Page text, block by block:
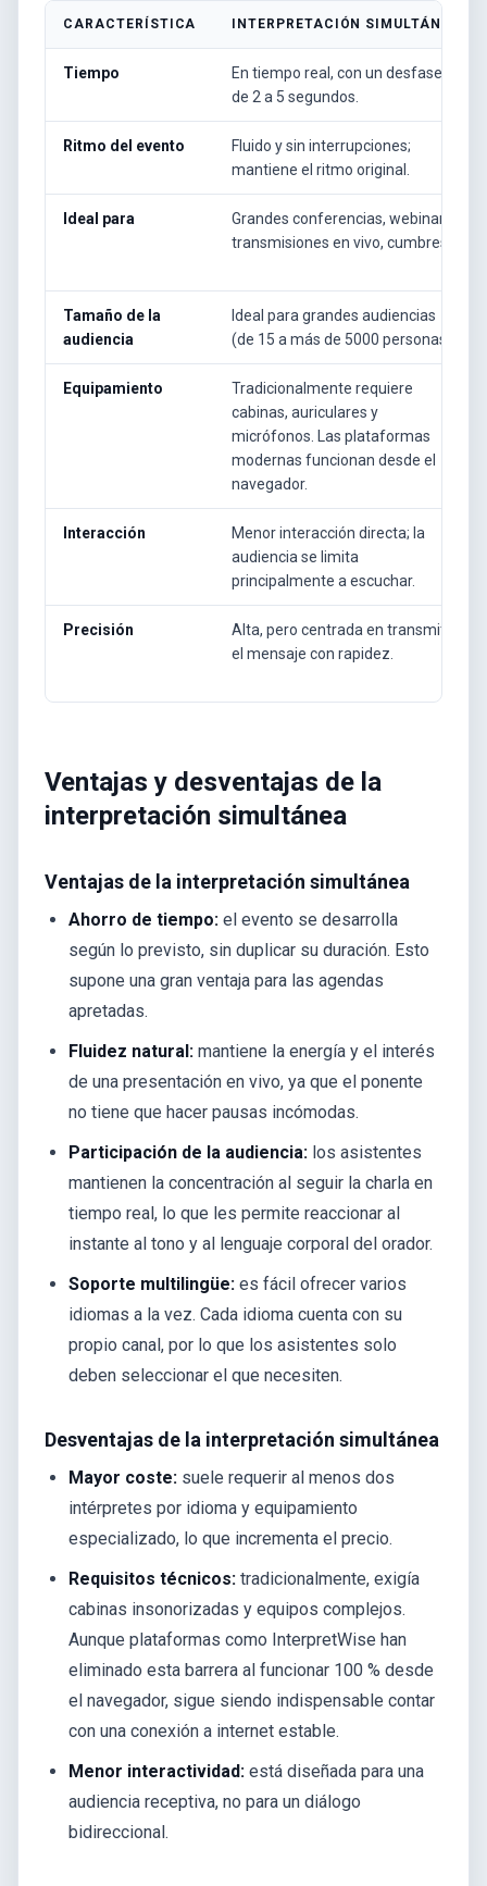
CARACTERÍSTICA INTERPRETACIÓN SIMULTÁNEA
Tiempo
En tiempo real, con un desfase
de 2 a 5 segundos.
Ritmo del evento
Fluido y sin interrupciones;
mantiene el ritmo original.
Ideal para
Grandes conferencias, webinars,
transmisiones en vivo, cumbres.
Tamaño de la
audiencia
Ideal para grandes audiencias
(de 15 a más de 5000 personas).
Equipamiento
Tradicionalmente requiere
cabinas, auriculares y
micrófonos. Las plataformas
modernas funcionan desde el
navegador.
Interacción
Menor interacción directa; la
audiencia se limita
principalmente a escuchar.
Precisión
Alta, pero centrada en transmitir
el mensaje con rapidez.
Ventajas y desventajas de la
interpretación simultánea
Ventajas de la interpretación simultánea
Ahorro de tiempo: el evento se desarrolla
según lo previsto, sin duplicar su duración. Esto
supone una gran ventaja para las agendas
apretadas.
Fluidez natural: mantiene la energía y el interés
de una presentación en vivo, ya que el ponente
no tiene que hacer pausas incómodas.
Participación de la audiencia: los asistentes
mantienen la concentración al seguir la charla en
tiempo real, lo que les permite reaccionar al
instante al tono y al lenguaje corporal del orador.
Soporte multilingüe: es fácil ofrecer varios
idiomas a la vez. Cada idioma cuenta con su
propio canal, por lo que los asistentes solo
deben seleccionar el que necesiten.
Desventajas de la interpretación simultánea
Mayor coste: suele requerir al menos dos
intérpretes por idioma y equipamiento
especializado, lo que incrementa el precio.
Requisitos técnicos: tradicionalmente, exigía
cabinas insonorizadas y equipos complejos.
Aunque plataformas como InterpretWise han
eliminado esta barrera al funcionar 100 % desde
el navegador, sigue siendo indispensable contar
con una conexión a internet estable.
Menor interactividad: está diseñada para una
audiencia receptiva, no para un diálogo
bidireccional.